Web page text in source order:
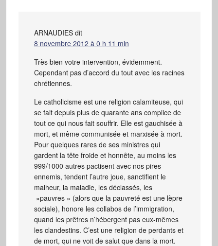
ARNAUDIES dit
8 novembre 2012 à 0 h 11 min
Très bien votre intervention, évidemment.
Cependant pas d’accord du tout avec les racines
chrétiennes.
Le catholicisme est une religion calamiteuse, qui
se fait depuis plus de quarante ans complice de
tout ce qui nous fait souffrir. Elle est gauchisée à
mort, et même communisée et marxisée à mort.
Pour quelques rares de ses ministres qui
gardent la tête froide et honnête, au moins les
999/1000 autres pactisent avec nos pires
ennemis, tendent l’autre joue, sanctifient le
malheur, la maladie, les déclassés, les
»pauvres » (alors que la pauvreté est une lèpre
sociale), honore les collabos de l’immigration,
quand les prêtres n’hébergent pas eux-mêmes
les clandestins. C’est une religion de perdants et
de mort, qui ne voit de salut que dans la mort.